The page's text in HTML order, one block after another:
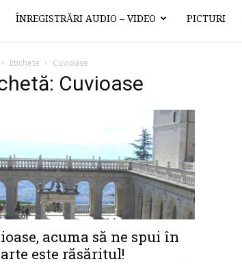
ÎNREGISTRĂRI AUDIO – VIDEO PICTURI
Etichete Cuvioase
Cuvioase
acuma să ne spui în
este răsăritul!